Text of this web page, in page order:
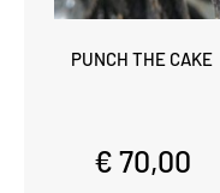
PUNCH THE CAKE
€ 70,00